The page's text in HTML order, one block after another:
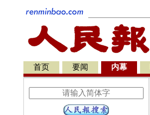
首页 要闻 内幕